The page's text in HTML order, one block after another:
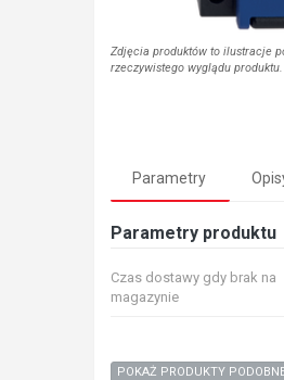
Zdjęcia produktów to ilustracje
rzeczywistego wyglądu produktu.
Parametry
Parametry produktu
Czas dostawy gdy brak na
magazynie
POKAŻ PRODUKTY